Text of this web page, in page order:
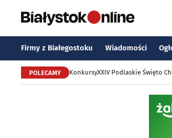
Firmy z Białegostoku Wiadomości
POLECAMY KonkursyXXIV Podlaskie Święto